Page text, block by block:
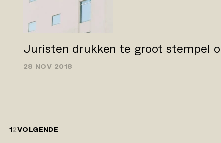
Juristen drukken te groot stempel
28 NOV 2018
12VOLGENDE